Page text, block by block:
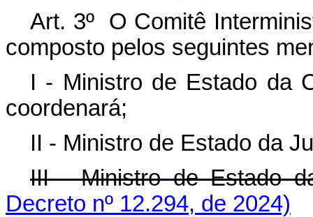
Art. 3º O Comitê
composto pelos seguintes
I - Ministro de Estado da
coordenará;
II - Ministro de Estado da
III - Ministro de Estado
Decreto nº 12.294, de 2024)